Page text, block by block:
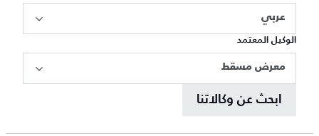
عربي
الوكيل المعتمد
معرض مسقط
ابحث عن وكالاتنا